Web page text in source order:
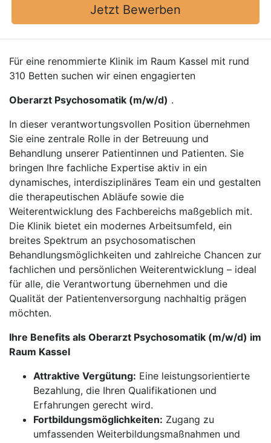
Jetzt Bewerben
Für eine renommierte Klinik im Raum Kassel mit rund
310 Betten suchen wir einen engagierten
Oberarzt Psychosomatik (m/w/d) .
In dieser verantwortungsvollen Position übernehmen
Sie eine zentrale Rolle in der Betreuung und
Behandlung unserer Patientinnen und Patienten. Sie
bringen Ihre fachliche Expertise aktiv in ein
dynamisches, interdisziplinäres Team ein und gestalten
die therapeutischen Abläufe sowie die
Weiterentwicklung des Fachbereichs maßgeblich mit.
Die Klinik bietet ein modernes Arbeitsumfeld, ein
breites Spektrum an psychosomatischen
Behandlungsmöglichkeiten und zahlreiche Chancen zur
fachlichen und persönlichen Weiterentwicklung – ideal
für alle, die Verantwortung übernehmen und die
Qualität der Patientenversorgung nachhaltig prägen
möchten.
Ihre Benefits als Oberarzt Psychosomatik (m/w/d) im
Raum Kassel
Attraktive Vergütung: Eine leistungsorientierte
Bezahlung, die Ihren Qualifikationen und
Erfahrungen gerecht wird.
Fortbildungsmöglichkeiten: Zugang zu
umfassenden Weiterbildungsmaßnahmen und